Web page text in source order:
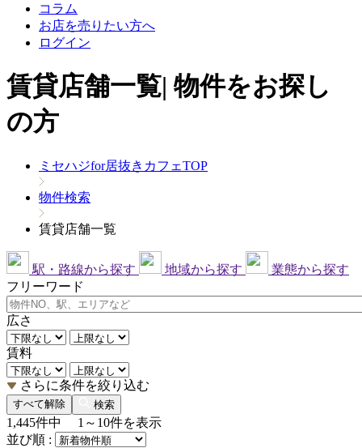
コラム
お店を売りたい方へ
ログイン
賃貸店舗一覧| 物件をお探し
の方
ミセハジfor居抜きカフェTOP
物件検索
賃貸店舗一覧
駅・路線から探す 地域から探す
業態から探す
フリーワード
広さ
賃料
さらに条件を絞り込む
すべて解除 検索
1,445件中 1～10件を表示
並び順 :